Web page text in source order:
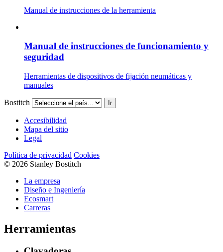
Manual de instrucciones de la herramienta
Manual de instrucciones de funcionamiento y
seguridad
Herramientas de dispositivos de fijación neumáticas y
manuales
Bostitch Ir
Accesibilidad
Mapa del sitio
Legal
Política de privacidad Cookies
© 2026 Stanley Bostitch
La empresa
Diseño e Ingeniería
Ecosmart
Carreras
Herramientas